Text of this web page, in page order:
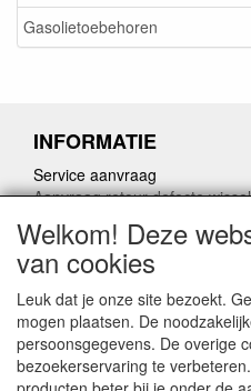
Gasolietoebehoren
INFORMATIE
Service aanvraag
Aanvraag retour defecte
CONTACTGEGEVENS
Welkom! Deze
van cookies
Leuk dat je onze site bezoekt.
mogen plaatsen. De
persoonsgegevens. De overige
bezoekerservaring te